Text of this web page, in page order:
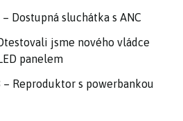
Dostupná sluchátka s ANC
jsme nového vládce
panelem
– Reproduktor s powerbankou